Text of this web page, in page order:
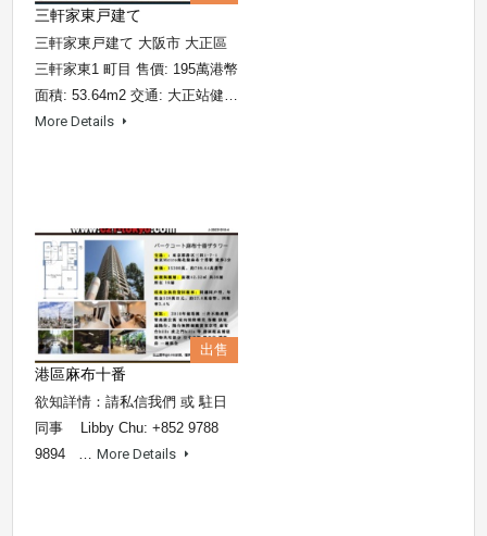
三軒家東戸建て
三軒家東戸建て 大阪市 大正區
三軒家東1 町目 售價: 195萬港幣
面積: 53.64m2 交通: 大正站健…
More Details
出售
港區麻布十番
欲知詳情：請私信我們 或 駐日
同事 Libby Chu: +852 9788
9894 …More Details